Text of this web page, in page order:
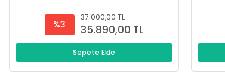
%3
37.000,00 TL
35.890,00 TL
Sepete Ekle